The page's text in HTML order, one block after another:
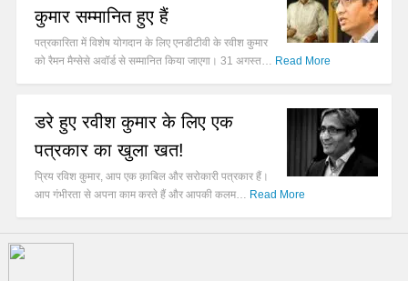
कुमार सम्मानित हुए हैं
पत्रकारिता में विशेष योगदान के लिए एनडीटीवी के रवीश कुमार
को रैमन मैग्सेसे अवॉर्ड से सम्मानित किया जाएगा। 31 अगस्त… Read More
डरे हुए रवीश कुमार के लिए एक
पत्रकार का खुला खत!
प्रिय रविश कुमार, आप एक क़ाबिल और सरोकारी पत्रकार हैं।
आप गंभीरता से अपना काम करते हैं और आपकी कलम… Read More